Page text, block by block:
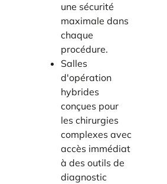
une sécurité
maximale dans
chaque
procédure.
Salles
d'opération
hybrides
conçues pour
les chirurgies
complexes avec
accès immédiat
à des outils de
diagnostic